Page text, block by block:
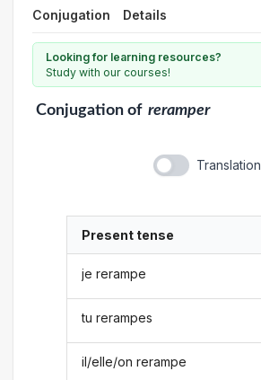
Conjugation Details
Looking for learning resources?
Study with our courses!
Conjugationof reramper
Translation
Present tense
je rerampe
tu rerampes
il/elle/on rerampe